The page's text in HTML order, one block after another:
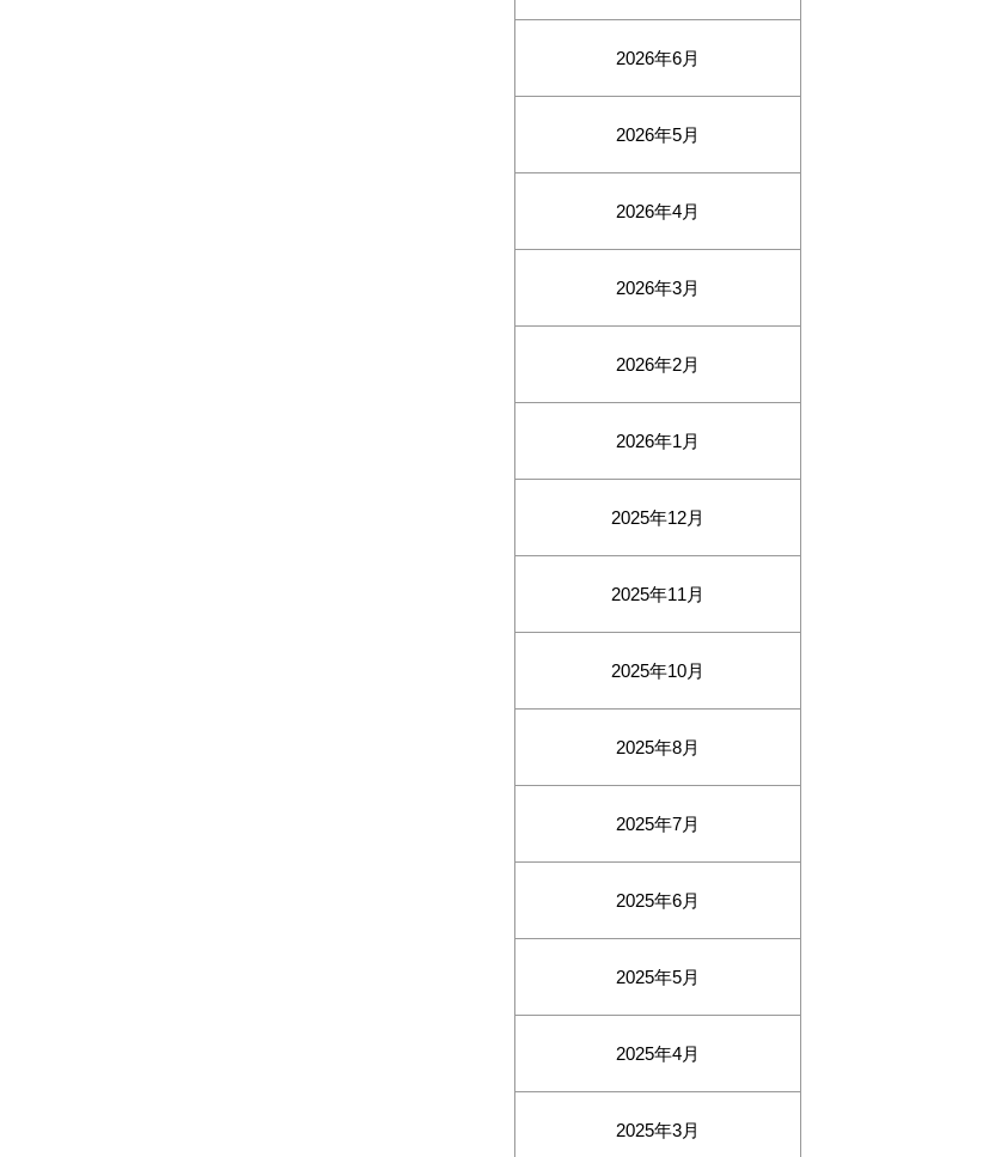
2026年6月
2026年5月
2026年4月
2026年3月
2026年2月
2026年1月
2025年12月
2025年11月
2025年10月
2025年8月
2025年7月
2025年6月
2025年5月
2025年4月
2025年3月